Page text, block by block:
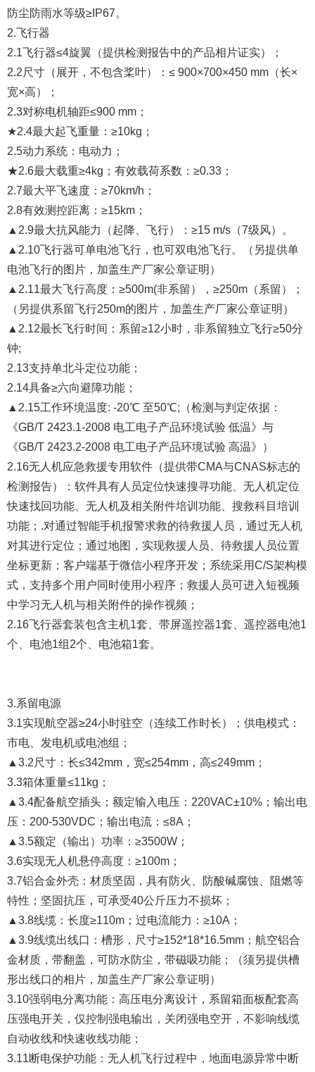
防尘防雨水等级≥IP67。
2.飞行器
2.1飞行器≤4旋翼（提供检测报告中的产品相片证实）；
2.2尺寸（展开，不包含桨叶）：≤ 900×700×450 mm（长×
宽×高）；
2.3对称电机轴距≤900 mm；
★2.4最大起飞重量：≥10kg；
2.5动力系统：电动力；
★2.6最大载重≥4kg；有效载荷系数：≥0.33；
2.7最大平飞速度：≥70km/h；
2.8有效测控距离：≥15km；
▲2.9最大抗风能力（起降、飞行）：≥15 m/s（7级风）。
▲2.10飞行器可单电池飞行，也可双电池飞行。（另提供单
电池飞行的图片，加盖生产厂家公章证明）
▲2.11最大飞行高度：≥500m(非系留），≥250m（系留）；
（另提供系留飞行250m的图片，加盖生产厂家公章证明）
▲2.12最长飞行时间：系留≥12小时，非系留独立飞行≥50分
钟;
2.13支持单北斗定位功能；
2.14具备≥六向避障功能；
▲2.15工作环境温度: -20℃ 至50℃;（检测与判定依据：
《GB/T 2423.1-2008 电工电子产品环境试验 低温》与
《GB/T 2423.2-2008 电工电子产品环境试验 高温》）
2.16无人机应急救援专用软件（提供带CMA与CNAS标志的
检测报告）：软件具有人员定位快速搜寻功能、无人机定位
快速找回功能、无人机及相关附件培训功能、搜救科目培训
功能；.对通过智能手机报警求救的待救援人员，通过无人机
对其进行定位；通过地图，实现救援人员、待救援人员位置
坐标更新；客户端基于微信小程序开发；系统采用C/S架构模
式，支持多个用户同时使用小程序；救援人员可进入短视频
中学习无人机与相关附件的操作视频；
2.16飞行器套装包含主机1套、带屏遥控器1套、遥控器电池1
个、电池1组2个、电池箱1套。
3.系留电源
3.1实现航空器≥24小时驻空（连续工作时长）；供电模式：
市电、发电机或电池组；
▲3.2尺寸：长≤342mm，宽≤254mm，高≤249mm；
3.3箱体重量≤11kg；
▲3.4配备航空插头；额定输入电压：220VAC±10%；输出电
压：200-530VDC；输出电流：≤8A；
▲3.5额定（输出）功率：≥3500W；
3.6实现无人机悬停高度：≥100m；
3.7铝合金外壳：材质坚固，具有防火、防酸碱腐蚀、阻燃等
特性；坚固抗压，可承受40公斤压力不损坏；
▲3.8线缆：长度≥110m；过电流能力：≥10A；
▲3.9线缆出线口：槽形，尺寸≥152*18*16.5mm；航空铝合
金材质，带翻盖，可防水防尘，带磁吸功能；（须另提供槽
形出线口的相片，加盖生产厂家公章证明）
3.10强弱电分离功能：高压电分离设计，系留箱面板配套高
压强电开关，仅控制强电输出，关闭强电空开，不影响线缆
自动收线和快速收线功能；
3.11断电保护功能：无人机飞行过程中，地面电源异常中断